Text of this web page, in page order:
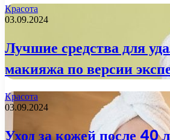
Красота
03.09.2024
Лучшие средства для
макияжа по версии
Красота
03.09.2024
Уход за кожей после 40